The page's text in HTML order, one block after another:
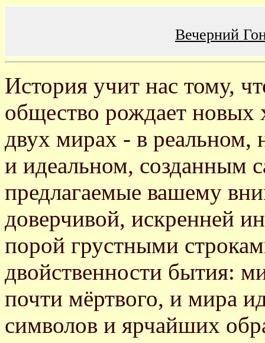
Вечерний
История учит нас тому,
общество рождает
двух мирах - в реальном,
и идеальном, созданным
предлагаемые вашему
доверчивой, искренней
порой грустными
двойственности бытия:
почти мёртвого, и мира
символов и ярчайших